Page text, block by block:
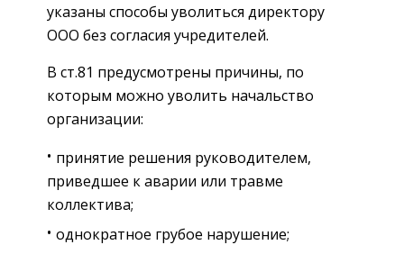
указаны способы уволиться директору
ООО без согласия учредителей.
В ст.81 предусмотрены причины, по
которым можно уволить начальство
организации:
принятие решения руководителем,
приведшее к аварии или травме
коллектива;
однократное грубое нарушение;